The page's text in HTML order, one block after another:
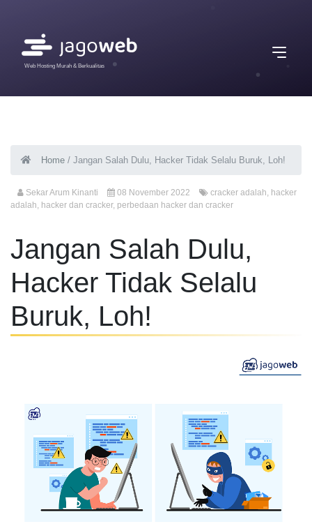
Web Hosting Murah & Berkualitas
Home / Jangan Salah Dulu, Hacker Tidak Selalu Buruk, Loh!
Sekar Arum Kinanti 08 November 2022 cracker adalah, hacker
adalah, hacker dan cracker, perbedaan hacker dan cracker
Jangan Salah Dulu,
Hacker Tidak Selalu
Buruk, Loh!